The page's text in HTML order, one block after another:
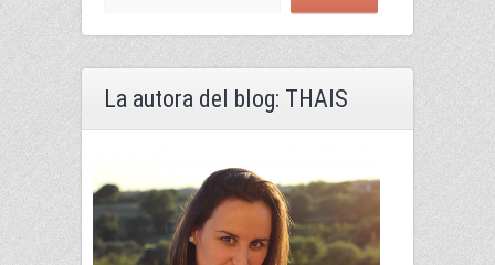
La autora del blog: THAIS